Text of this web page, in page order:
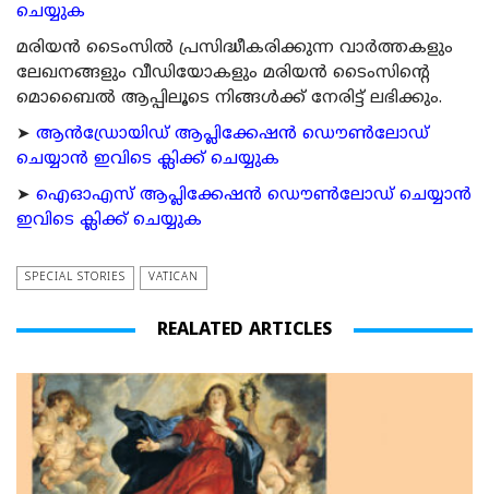
ചെയ്യുക
മരിയന്‍ ടൈംസില്‍ പ്രസിദ്ധീകരിക്കുന്ന വാര്‍ത്തകളും
ലേഖനങ്ങളും വീഡിയോകളും മരിയന്‍ ടൈംസിന്റെ
മൊബൈല്‍ ആപ്പിലൂടെ നിങ്ങള്‍ക്ക് നേരിട്ട് ലഭിക്കും.
➤ ആന്‍ഡ്രോയിഡ് ആപ്ലിക്കേഷന്‍ ഡൌണ്‍ലോഡ്
ചെയ്യാന്‍ ഇവിടെ ക്ലിക്ക് ചെയ്യുക
➤ ഐഓഎസ് ആപ്ലിക്കേഷന്‍ ഡൌണ്‍ലോഡ് ചെയ്യാന്‍
ഇവിടെ ക്ലിക്ക് ചെയ്യുക
SPECIAL STORIES VATICAN
REALATED ARTICLES